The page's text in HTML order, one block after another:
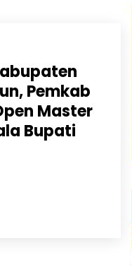
Pemkab
Master
Bupati